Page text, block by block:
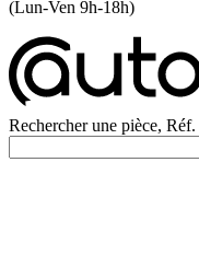
(Lun-Ven 9h-18h)
Rechercher une pièce,